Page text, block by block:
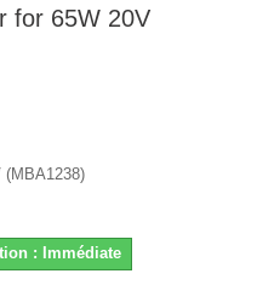
for 65W 20V
(MBA1238)
: Immédiate